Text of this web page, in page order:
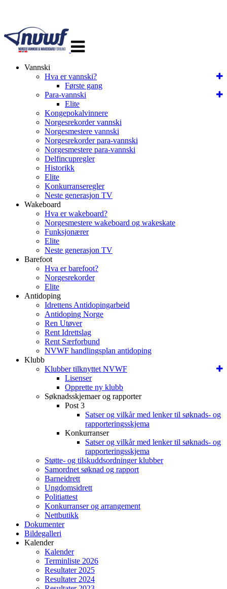
navigasjon
Vannski
Hva er vannski?
Første gang
Para-vannski
Elite
Kongepokalvinnere
Norgesrekorder vannski
Norgesmestere vannski
Norgesrekorder para-vannski
Norgesmestere para-vannski
Delfincupregler
Historikk
Elite
Konkurranseregler
Neste generasjon TV
Wakeboard
Hva er wakeboard?
Norgesmestere wakeboard og wakeskate
Funksjonærer
Elite
Neste generasjon TV
Barefoot
Hva er barefoot?
Norgesrekorder
Elite
Antidoping
Idrettens Antidopingarbeid
Antidoping Norge
Ren Utøver
Rent Idrettslag
Rent Særforbund
NVWF handlingsplan antidoping
Klubb
Klubber tilknyttet NVWF
Lisenser
Opprette ny klubb
Søknadsskjemaer og rapporter
Post 3
Satser og vilkår med lenker til søknads- og
rapporteringsskjema
Konkurranser
Satser og vilkår med lenker til søknads- og
rapporteringsskjema
Støtte- og tilskuddsordninger klubber
Samordnet søknad og rapport
Barneidrett
Ungdomsidrett
Politiattest
Konkurranser og arrangement
Nettbutikk
Dokumenter
Bildegalleri
Kalender
Kalender
Terminliste 2026
Resultater 2025
Resultater 2024